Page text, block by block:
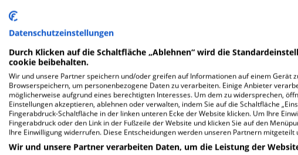
FAQ
Hier ﬁnden Sie häuﬁg gestellte Fragen zu dieser Klinik.
Wie lautet die Adresse von Conradia Charlottenburg MVZ
Stuttgarter Platz 1
10627 Berlin
Datenschutzeinstellungen
Durch Klicken auf die Schaltfläche „Ablehnen“ wird die
cookie beibehalten.
Wir und unsere Partner speichern und/oder greifen auf Informationen auf einem Gerät
Browserspeichern, um personenbezogene Daten zu verarbeiten. Einige Anbieter
möglicherweise aufgrund eines berechtigten Interesses. Um dem zu widersprechen,
Einstellungen akzeptieren, ablehnen oder verwalten, indem Sie auf die Schaltfläche
Fingerabdruck-Schaltfläche in der linken unteren Ecke der Website klicken. Um Ihre
Fingerabdruck oder den Link in der Fußzeile der Website und klicken Sie auf den
Ihre Einwilligung widerrufen. Diese Entscheidungen werden unseren Partnern
Wir und unsere Partner verarbeiten Daten, um die Leistung der